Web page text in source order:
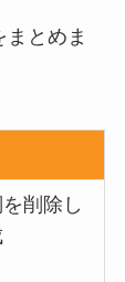
とめま
削除し